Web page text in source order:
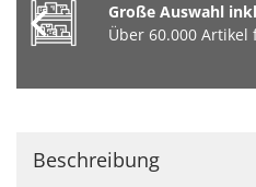
Große Auswahl
Über 60.000
Beschreibung